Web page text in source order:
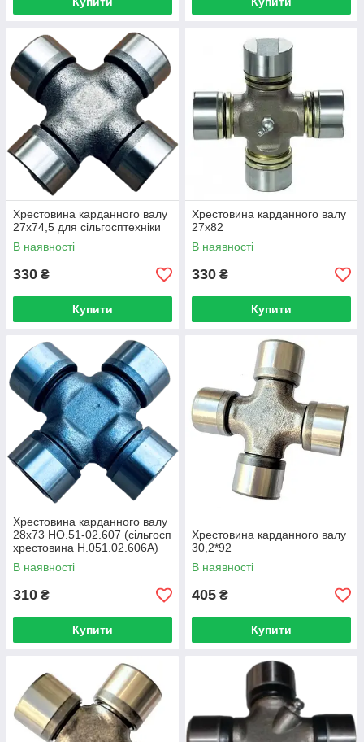
Хрестовина карданного валу
27х74,5 для сільгосптехніки
В наявності
330 ₴
Купити
Хрестовина карданного валу
27х82
В наявності
330 ₴
Купити
Хрестовина карданного валу
28х73 НО.51-02.607 (сільгосп
хрестовина Н.051.02.606А)
пр-во AGT
В наявності
310 ₴
Купити
Хрестовина карданного валу
30,2*92
В наявності
405 ₴
Купити